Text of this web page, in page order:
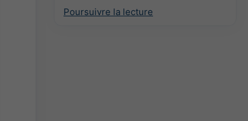
Poursuivre la lecture